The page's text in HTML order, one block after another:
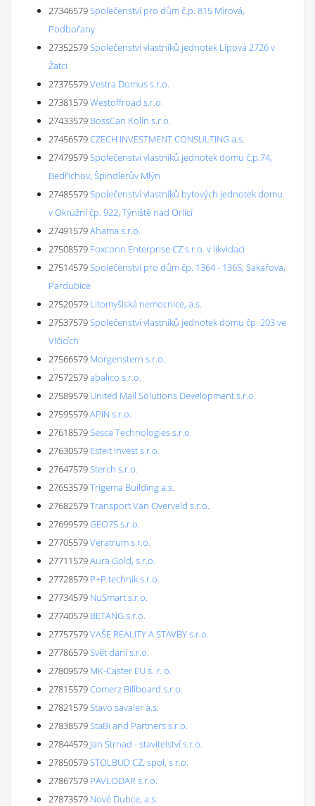
27346579Společenství pro dům č.p. 815 Mírová,
Podbořany
27352579Společenství vlastníků jednotek Lípová 2726 v
Žatci
27375579Vestra Domus s.r.o.
27381579Westoffroad s.r.o.
27433579 BossCan Kolín s.r.o.
27456579CZECH INVESTMENT CONSULTING a.s.
27479579Společenství vlastníků jednotek domu č.p.74,
Bedřichov, Špindlerův Mlýn
27485579Společenství vlastníků bytových jednotek domu
v Okružní čp. 922, Týniště nad Orlicí
27491579Ahama s.r.o.
27508579 Foxconn Enterprise CZ s.r.o. v likvidaci
27514579Společenství pro dům čp. 1364 - 1365, Sakařova,
Pardubice
27520579 Litomyšlská nemocnice, a.s.
27537579Společenství vlastníků jednotek domu čp. 203 ve
Vlčicích
27566579 Morgenstern s.r.o.
27572579abalico s.r.o.
27589579 United Mail Solutions Development s.r.o.
27595579APIN s.r.o.
27618579Sesca Technologies s.r.o.
27630579 Esteit Invest s.r.o.
27647579Sterch s.r.o.
27653579Trigema Building a.s.
27682579Transport Van Overveld s.r.o.
27699579GEO75 s.r.o.
27705579Veratrum s.r.o.
27711579Aura Gold, s.r.o.
27728579 P+P technik s.r.o.
27734579 NuSmart s.r.o.
27740579 BETANG s.r.o.
27757579VAŠE REALITY A STAVBY s.r.o.
27786579Svět daní s.r.o.
27809579 MK-Caster EU s. r. o.
27815579Comerz Billboard s.r.o.
27821579Stavo savaler a.s.
27838579StaBi and Partners s.r.o.
27844579 Jan Strnad - stavitelství s.r.o.
27850579STOLBUD CZ, spol. s r.o.
27867579 PAVLODAR s.r.o.
27873579 Nové Dubce, a.s.